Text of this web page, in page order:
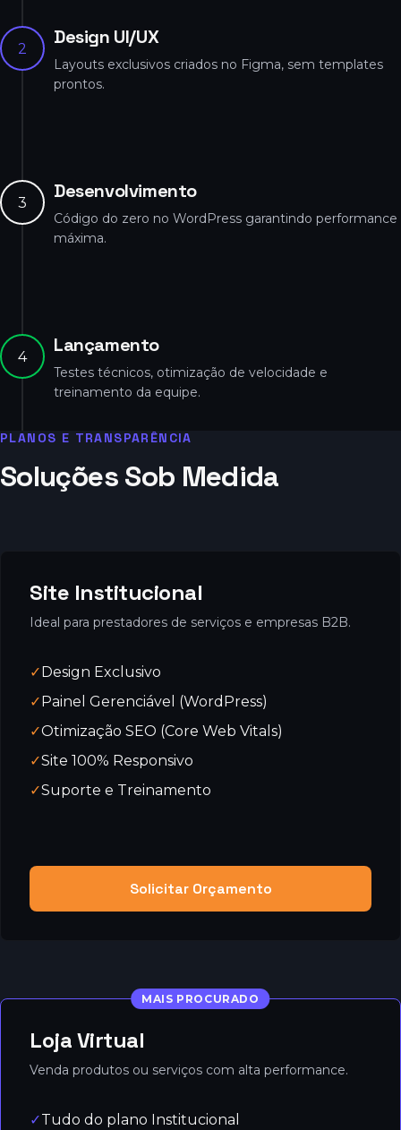
2 Design UI/UX
Layouts exclusivos criados no Figma, sem templates
prontos.
3 Desenvolvimento
Código do zero no WordPress garantindo performance
máxima.
4 Lançamento
Testes técnicos, otimização de velocidade e
treinamento da equipe.
PLANOS E TRANSPARÊNCIA
Soluções Sob Medida
Site Institucional
Ideal para prestadores de serviços e empresas B2B.
✓ Design Exclusivo
✓ Painel Gerenciável (WordPress)
✓Otimização SEO (Core Web Vitals)
✓Site 100% Responsivo
✓Suporte e Treinamento
Solicitar Orçamento
MAIS PROCURADO
Loja Virtual
Venda produtos ou serviços com alta performance.
✓Tudo do plano Institucional